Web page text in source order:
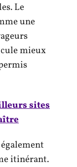
Le
une
mieux
sites
itinérant.